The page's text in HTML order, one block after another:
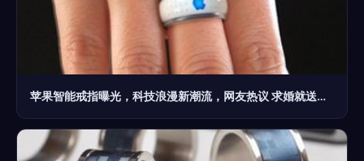
苹果智能戒指曝光，科技浪漫新潮流，网友热议 求婚就送它了！